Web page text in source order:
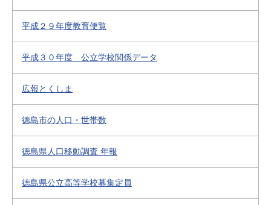
平成２９年度教育便覧
平成３０年度 公立学校関係データ
広報とくしま
徳島市の人口・世帯数
徳島県人口移動調査 年報
徳島県公立高等学校募集定員